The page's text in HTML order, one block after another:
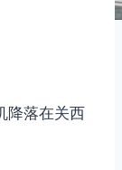
降落在关西